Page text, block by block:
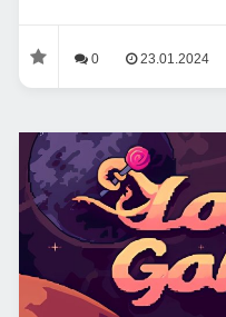
0 23.01.2024